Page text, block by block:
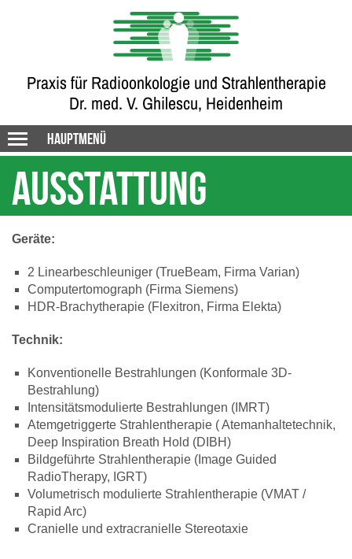
Praxis für Radioonkologie und Strahlentherapie
Dr. med. V. Ghilescu, Heidenheim
Hauptmenü
Ausstattung
Geräte:
2 Linearbeschleuniger (TrueBeam, Firma Varian)
Computertomograph (Firma Siemens)
HDR-Brachytherapie (Flexitron, Firma Elekta)
Technik:
Konventionelle Bestrahlungen (Konformale 3D-
Bestrahlung)
Intensitätsmodulierte Bestrahlungen (IMRT)
Atemgetriggerte Strahlentherapie ( Atemanhaltetechnik,
Deep Inspiration Breath Hold (DIBH)
Bildgeführte Strahlentherapie (Image Guided
RadioTherapy, IGRT)
Volumetrisch modulierte Strahlentherapie (VMAT /
Rapid Arc)
Cranielle und extracranielle Stereotaxie